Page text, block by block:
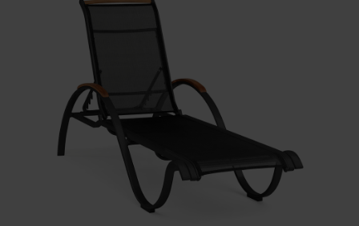
Reklamaatiolomake
Palautuslomake